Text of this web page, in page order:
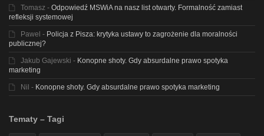
Tomasz - Odpowiedź MSWiA na nasz list otwarty. Formalność zamiast
refleksji systemowej
Pawel - Policja z Pisza: krytyka ustawy to zagrożenie dla moralności
publicznej?
Jakub Gajewski - Konopne shoty. Gdy absurdalne prawo spotyka
marketing
Nil - Konopne shoty. Gdy absurdalne prawo spotyka marketing
Tematy – Tagi